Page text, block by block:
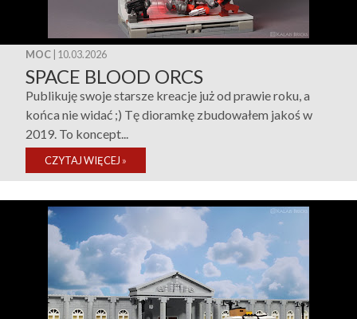
MOC | 10.03.2026
SPACE BLOOD ORCS
Publikuję swoje starsze kreacje już od prawie roku, a
końca nie widać ;) Tę dioramkę zbudowałem jakoś w
2019. To koncept...
CZYTAJ WIĘCEJ »